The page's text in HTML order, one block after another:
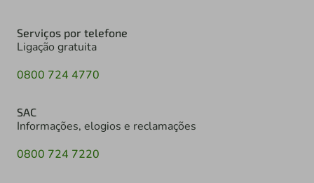
Serviços por telefone
Ligação gratuita
0800 724 4770
SAC
Informações, elogios e reclamações
0800 724 7220